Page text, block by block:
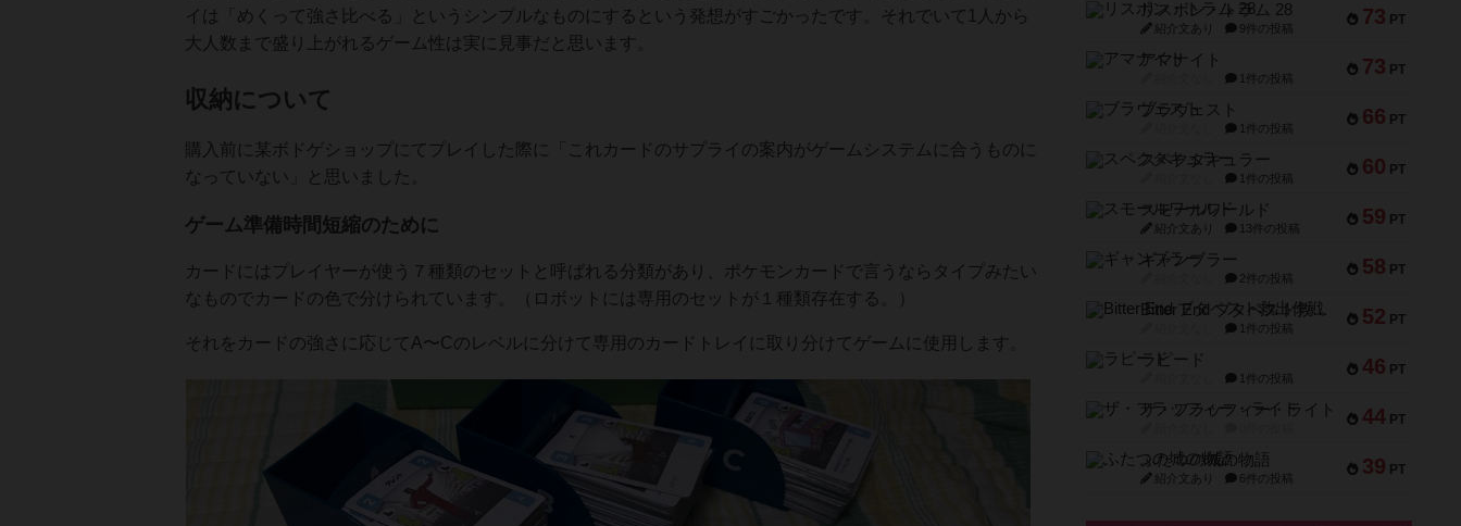
イは「めくって強さ比べる」というシンプルなものにするという発想がすごかったです。それでいて1人から
大人数まで盛り上がれるゲーム性は実に見事だと思います。
収納について
購入前に某ボドゲショップにてプレイした際に「これカードのサプライの案内がゲームシステムに合うものに
なっていない」と思いました。
ゲーム準備時間短縮のために
カードにはプレイヤーが使う７種類のセットと呼ばれる分類があり、ポケモンカードで言うならタイプみたい
なものでカードの色で分けられています。（ロボットには専用のセットが１種類存在する。）
それをカードの強さに応じてA〜Cのレベルに分けて専用のカードトレイに取り分けてゲームに使用します。
73 PT
リスボン・トラム 28
紹介文あり 9件の投稿
73 PT
アマナイト
1件の投稿
66 PT
ブラヴェスト
1件の投稿
60 PT
スペクタキュラー
1件の投稿
59 PT
スモールワールド
紹介文あり 13件の投稿
58 PT
ギャンブラー
2件の投稿
52 PT
Bitter End ブタペスト救出作戦
1件の投稿
46 PT
ラピード
1件の投稿
44 PT
ザ・フラッフィー・ライト
39 PT
ふたつの城の物語
紹介文あり 6件の投稿